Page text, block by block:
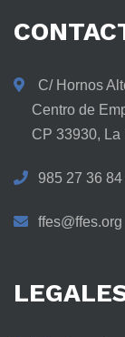
C/ Hornos
Centro de
CP 33930, La
985 27 36
ffes@ffes.org